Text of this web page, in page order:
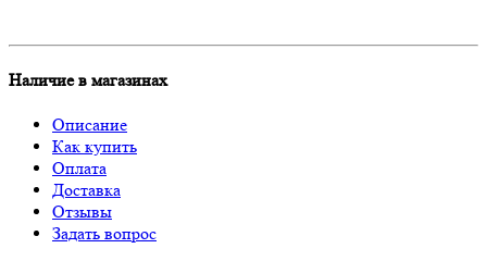
Наличие в магазинах
Описание
Как купить
Оплата
Доставка
Отзывы
Задать вопрос